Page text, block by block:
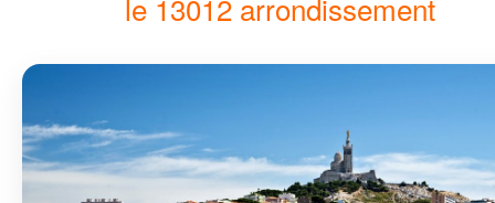
le 13012 arrondissement